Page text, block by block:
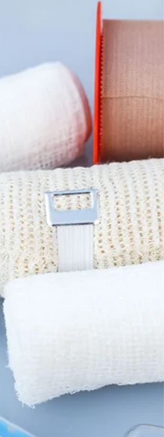
průlomových prostředků (Breakthrough
devices/BtX). Má především usnadnit
zrychlený přístup na trh u inovací, u nichž
se očekává významný klinický přínos pro
pacienty se závažným, život ohrožujícím
nebo nevratně invalidizujícím
onemocněním. Zároveň vymezuje role
všech aktérů a nastavuje rámec pro
rozdělení klinické evidence při uváděn